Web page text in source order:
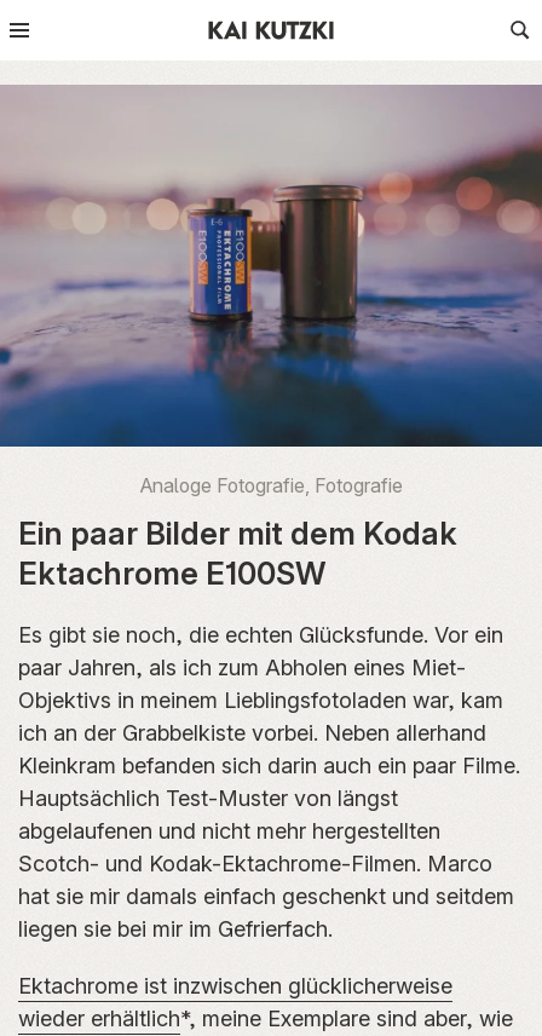
Analoge Fotografie Fotografie
Ein paar Bilder mit dem Kodak
Ektachrome E100SW
Es gibt sie noch, die echten Glücksfunde. Vor ein
paar Jahren, als ich zum Abholen eines Miet-
Objektivs in meinem Lieblingsfotoladen war, kam
ich an der Grabbelkiste vorbei. Neben allerhand
Kleinkram befanden sich darin auch ein paar Filme.
Hauptsächlich Test-Muster von längst
abgelaufenen und nicht mehr hergestellten
Scotch- und Kodak-Ektachrome-Filmen. Marco
hat sie mir damals einfach geschenkt und seitdem
liegen sie bei mir im Gefrierfach.
Ektachrome ist inzwischen glücklicherweise
wieder erhältlich*, meine Exemplare sind aber, wie